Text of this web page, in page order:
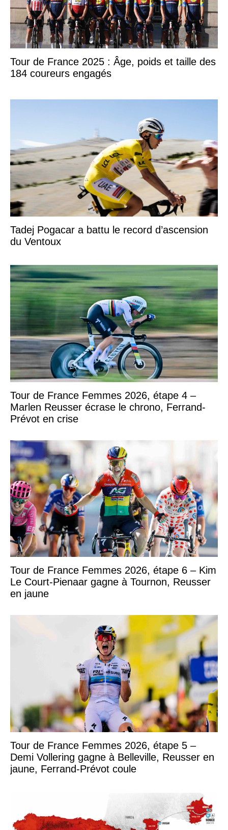
Tour de France 2025 : Âge, poids et taille des
184 coureurs engagés
Tadej Pogacar a battu le record d’ascension
du Ventoux
Tour de France Femmes 2026, étape 4 –
Marlen Reusser écrase le chrono, Ferrand-
Prévot en crise
Tour de France Femmes 2026, étape 6 – Kim
Le Court-Pienaar gagne à Tournon, Reusser
en jaune
Tour de France Femmes 2026, étape 5 –
Demi Vollering gagne à Belleville, Reusser en
jaune, Ferrand-Prévot coule